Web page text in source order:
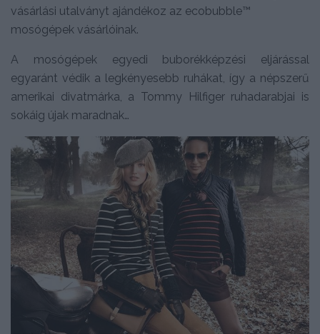
vásárlási utalványt ajándékoz az ecobubble™
mosógépek vásárlóinak.
A mosógépek egyedi buborékképzési eljárással
egyaránt védik a legkényesebb ruhákat, így a népszerű
amerikai divatmárka, a Tommy Hilfiger ruhadarabjai is
sokáig újak maradnak…